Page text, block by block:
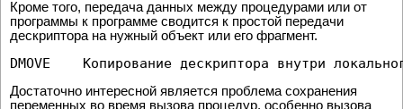
Кроме того, передача данных между процедурами или от
программы к программе сводится к простой передачи
дескриптора на нужный объект или его фрагмент.
DMOVE    Копирование дескриптора внутри
Достаточно интересной является проблема сохранения